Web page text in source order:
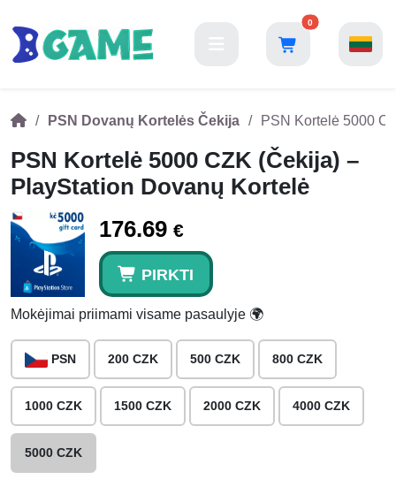
0
PSN Dovanų Kortelės Čekija PSN Kortelė 5000
PSN Kortelė 5000 CZK (Čekija) –
PlayStation Dovanų Kortelė
176.69 €
PIRKTI
Mokėjimai priimami visame pasaulyje 🌍
PSN 200 CZK 500 CZK 800 CZK
1000 CZK 1500 CZK 2000 CZK 4000 CZK
5000 CZK